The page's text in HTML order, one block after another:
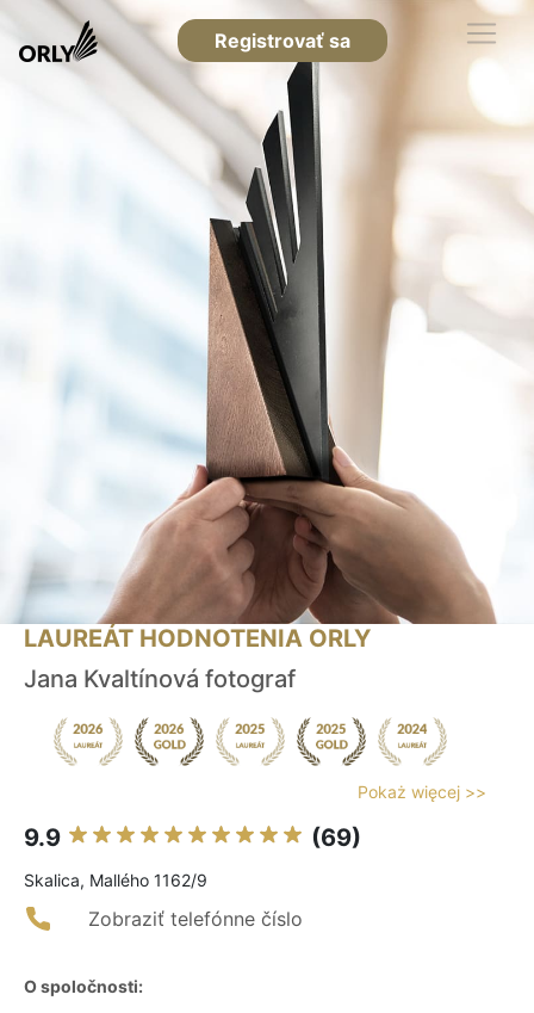
Registrovať sa
LAUREÁT HODNOTENIA ORLY
Jana Kvaltínová fotograf
Pokaż więcej >>
9.9 (69)
Skalica, Mallého 1162/9
Zobraziť telefónne číslo
O spoločnosti: